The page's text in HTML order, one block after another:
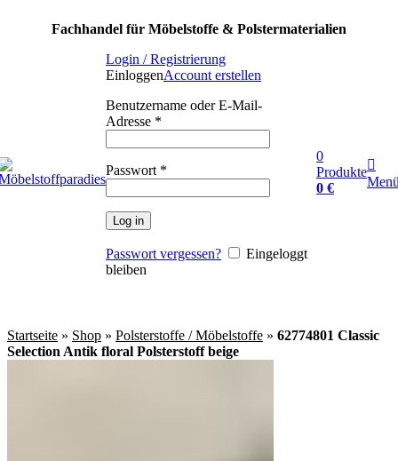
Fachhandel für Möbelstoffe & Polstermaterialien
Login / Registrierung
EinloggenAccount erstellen
Benutzername oder E-Mail-
Adresse *
Passwort *
Log in
Passwort vergessen?
Eingeloggt
bleiben
0
Produkte
0 €
Startseite » Shop » Polsterstoffe / Möbelstoffe » 62774801 Classic
Selection Antik floral Polsterstoff beige
SALE: Aktuelle Stoff-Angebote mit Rabatten